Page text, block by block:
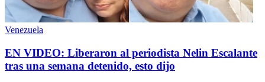
Venezuela
EN VIDEO: Liberaron al periodista Nelin Escalante
tras una semana detenido, esto dijo